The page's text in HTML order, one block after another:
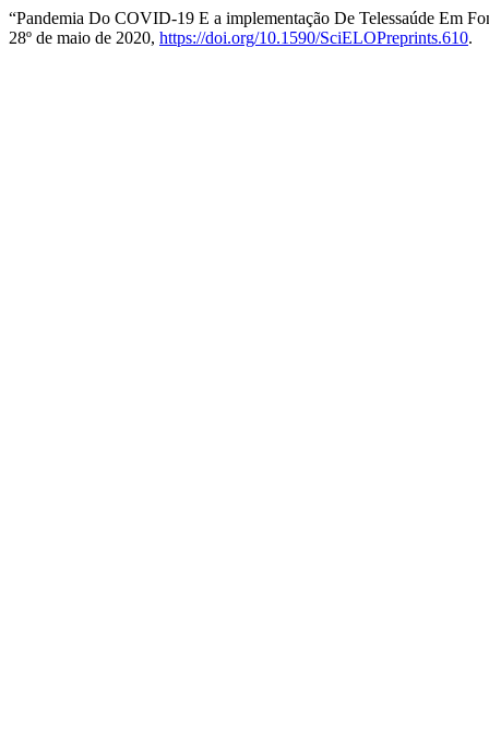
“Pandemia Do COVID-19 E a implementação De Telessaúde Em
28º de maio de 2020, https://doi.org/10.1590/SciELOPreprints.610.